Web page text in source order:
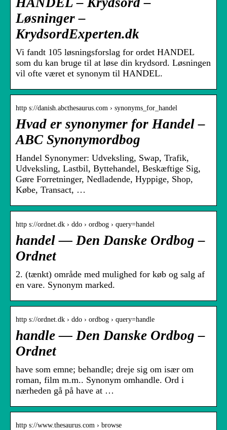
Løsninger –
KrydsordExperten.dk
Vi fandt 105 løsningsforslag for ordet HANDEL
som du kan bruge til at løse din krydsord. Løsningen
vil ofte været et synonym til HANDEL.
http s://danish.abcthesaurus.com › synonyms_for_handel
Hvad er synonymer for Handel –
ABC Synonymordbog
Handel Synonymer: Udveksling, Swap, Trafik,
Udveksling, Lastbil, Byttehandel, Beskæftige Sig,
Gøre Forretninger, Nedladende, Hyppige, Shop,
Købe, Transact, …
http s://ordnet.dk › ddo › ordbog › query=handel
handel — Den Danske Ordbog –
Ordnet
2. (tænkt) område med mulighed for køb og salg af
en vare. Synonym marked.
http s://ordnet.dk › ddo › ordbog › query=handle
handle — Den Danske Ordbog –
Ordnet
have som emne; behandle; dreje sig om især om
roman, film m.m.. Synonym omhandle. Ord i
nærheden gå på have at …
http s://www.thesaurus.com › browse